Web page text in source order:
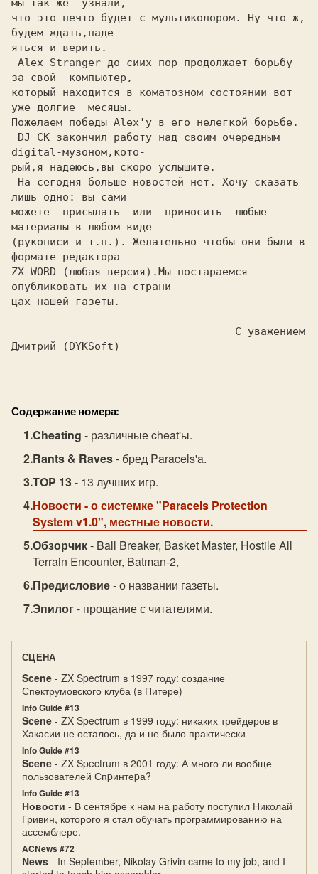
мы так же  узнали,
что это нечто будет с мультиколором. Ну что ж,
будем ждать,наде-
яться и верить.
за свой  компьютер,
который находится в коматозном состоянии вот
уже долгие  месяцы.
Пожелаем победы Alex'у в его нелегкой борьбе.
digital-музоном,кото-
рый,я надеюсь,вы скоро услышите.
лишь одно: вы сами
можете  присылать  или  приносить  любые
материалы в любом виде
(рукописи и т.п.). Желательно чтобы они были в
формате редактора
ZX-WORD (любая версия).Mы постараемся
опубликовать их на страни-
цах нашей газеты.
Содержание номера:
Cheating - различные cheat'ы.
Rants & Raves- бред Paracels'a.
TOP 13- 13 лучших игр.
Новости - о системке "Paracels Protection
System v1.0", местные новости.
Обзорчик- Ball Breaker, Basket Master, Hostile All
Terrain Encounter, Batman-2,
Предисловие- о названии газеты.
Эпилог- прощание с читателями.
СЦЕНА
Scene - ZX Spectrum в 1997 году: создание
Спектрумовского клуба (в Питере)
Info Guide #13
Scene - ZX Spectrum в 1999 году: никаких трейдеров в
Хакасии не осталось, да и не было практически
Info Guide #13
Scene - ZX Spectrum в 2001 году: А много ли вообще
пользователей Спpинтеpа?
Info Guide #13
Новости - В сентябре к нам на работу поступил Николай
Гривин, которого я стал обучать программированию на
ассемблере.
ACNews #72
News - In September, Nikolay Grivin came to my job, and I